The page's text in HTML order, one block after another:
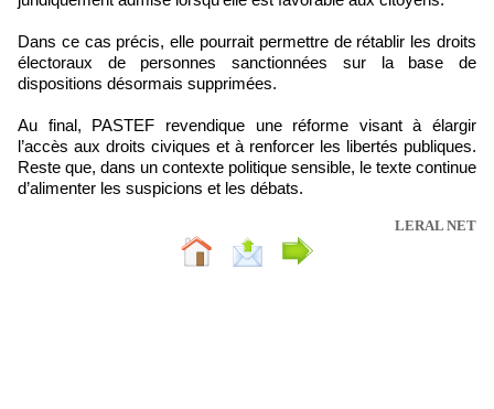
Dans ce cas précis, elle pourrait permettre de rétablir les droits
électoraux de personnes sanctionnées sur la base de
dispositions désormais supprimées.
Au final, PASTEF revendique une réforme visant à élargir
l’accès aux droits civiques et à renforcer les libertés publiques.
Reste que, dans un contexte politique sensible, le texte continue
d’alimenter les suspicions et les débats.
LERAL NET